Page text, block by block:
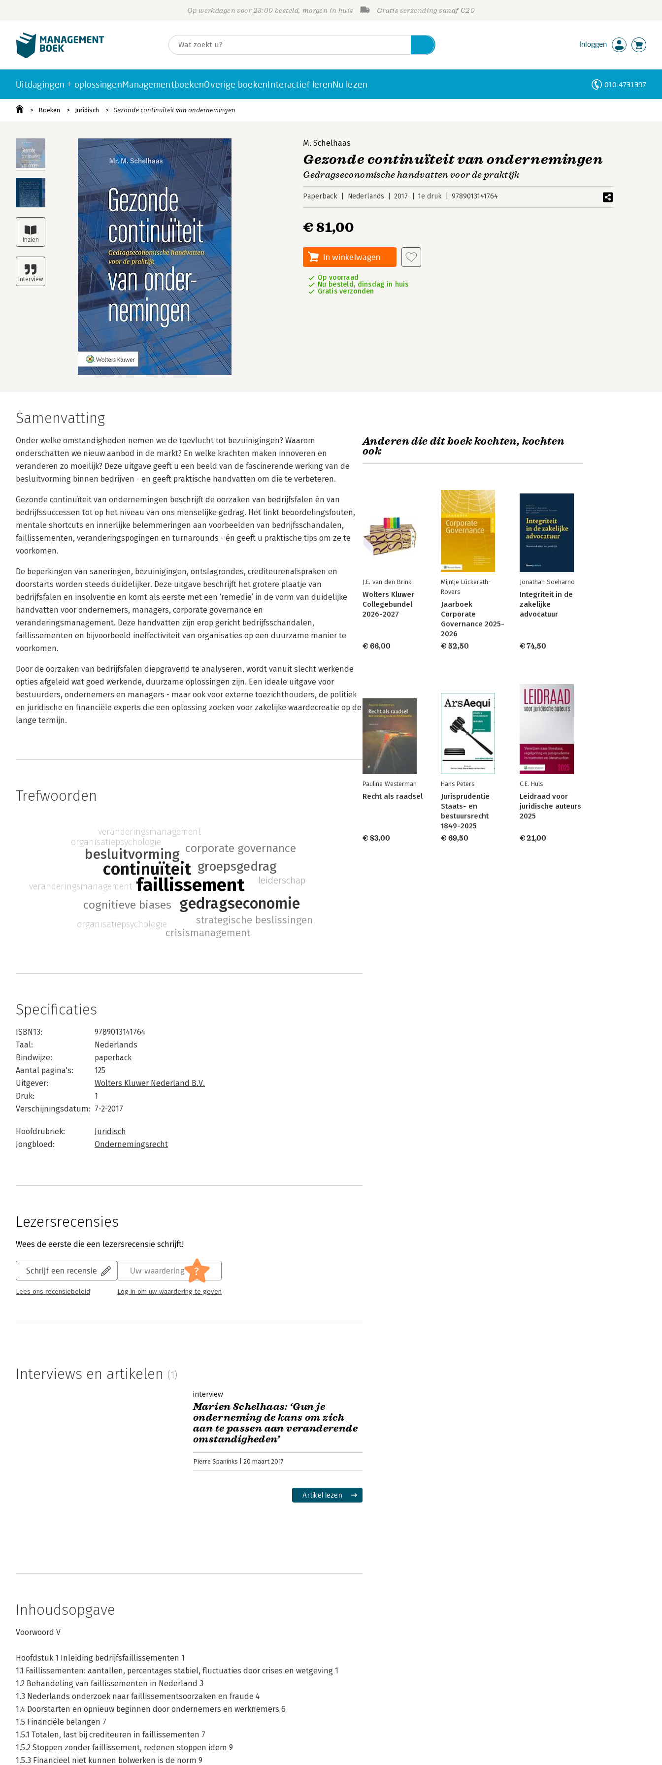
Op werkdagen voor 23:00 besteld, morgen in huis Gratis verzending vanaf €20
Inloggen
Uitdagingen + oplossingenManagementboekenOverige boekenInteractief lerenNu lezen 010-4731397
Boeken Juridisch Gezonde continuïteit van ondernemingen
M. Schelhaas
Gezonde continuïteit van ondernemingen
Gedragseconomische handvatten voor de praktijk
Paperback Nederlands 2017 1e druk 9789013141764
€ 81,00
In winkelwagen
Op voorraad
Nu besteld, dinsdag in huis
Gratis verzonden
Samenvatting
Onder welke omstandigheden nemen we de toevlucht tot bezuinigingen? Waarom
onderschatten we nieuw aanbod in de markt? En welke krachten maken innoveren en
veranderen zo moeilijk? Deze uitgave geeft u een beeld van de fascinerende werking van de
besluitvorming binnen bedrijven - en geeft praktische handvatten om die te verbeteren.
Gezonde continuïteit van ondernemingen beschrijft de oorzaken van bedrijfsfalen én van
bedrijfssuccessen tot op het niveau van ons menselijke gedrag. Het linkt beoordelingsfouten,
mentale shortcuts en innerlijke belemmeringen aan voorbeelden van bedrijfsschandalen,
faillissementen, veranderingspogingen en turnarounds - én geeft u praktische tips om ze te
voorkomen.
De beperkingen van saneringen, bezuinigingen, ontslagrondes, crediteurenafspraken en
doorstarts worden steeds duidelijker. Deze uitgave beschrijft het grotere plaatje van
bedrijfsfalen en insolventie en komt als eerste met een ‘remedie’ in de vorm van duidelijke
handvatten voor ondernemers, managers, corporate governance en
veranderingsmanagement. Deze handvatten zijn erop gericht bedrijfsschandalen,
faillissementen en bijvoorbeeld ineffectiviteit van organisaties op een duurzame manier te
voorkomen.
Door de oorzaken van bedrijfsfalen diepgravend te analyseren, wordt vanuit slecht werkende
opties afgeleid wat goed werkende, duurzame oplossingen zijn. Een ideale uitgave voor
bestuurders, ondernemers en managers - maar ook voor externe toezichthouders, de politiek
en juridische en financiële experts die een oplossing zoeken voor zakelijke waardecreatie op de
lange termijn.
Trefwoorden
faillissement
continuïteit
gedragseconomie
besluitvorming
groepsgedrag
cognitieve biases
corporate governance
strategische beslissingen
crisismanagement
leiderschap
organisatiepsychologie
veranderingsmanagement
organisatiepsychologie
veranderingsmanagement
Specificaties
ISBN13:
9789013141764
Taal:
Nederlands
Bindwijze:
paperback
Aantal pagina's:
125
Uitgever:
Wolters Kluwer Nederland B.V.
Druk:
1
Verschijningsdatum: 7-2-2017
Hoofdrubriek:
Juridisch
Jongbloed:
Ondernemingsrecht
Lezersrecensies
Wees de eerste die een lezersrecensie schrijft!
Schrijf een recensie
Lees ons recensiebeleid
Uw waardering ?
Log in om uw waardering te geven
Interviews en artikelen (1)
interview
Marien Schelhaas: ‘Gun je
onderneming de kans om zich
aan te passen aan veranderende
omstandigheden’
Pierre Spaninks 20 maart 2017
Artikel lezen
Inhoudsopgave
Voorwoord V
Hoofdstuk 1 Inleiding bedrijfsfaillissementen 1
1.1 Faillissementen: aantallen, percentages stabiel, fluctuaties door crises en wetgeving 1
1.2 Behandeling van faillissementen in Nederland 3
1.3 Nederlands onderzoek naar faillissementsoorzaken en fraude 4
1.4 Doorstarten en opnieuw beginnen door ondernemers en werknemers 6
1.5 Financiële belangen 7
1.5.1 Totalen, last bij crediteuren in faillissementen 7
1.5.2 Stoppen zonder faillissement, redenen stoppen idem 9
1.5.3 Financieel niet kunnen bolwerken is de norm 9
Anderen die dit boek kochten, kochten
ook
J.E. van den Brink
Wolters Kluwer
Collegebundel
2026-2027
€ 66,00
Mijntje Lückerath-
Rovers
Jaarboek
Corporate
Governance 2025-
2026
€ 52,50
Jonathan Soeharno
Integriteit in de
zakelijke
advocatuur
€ 74,50
Pauline Westerman
Recht als raadsel
€ 83,00
Hans Peters
Jurisprudentie
Staats- en
bestuursrecht
1849-2025
€ 69,50
C.E. Huls
Leidraad voor
juridische auteurs
2025
€ 21,00
Personen